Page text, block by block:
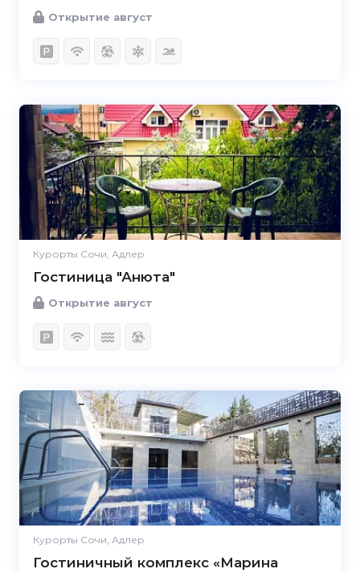
Открытие август
Курорты Сочи, Адлер
Гостиница "Анюта"
Открытие август
Курорты Сочи, Адлер
Гостиничный комплекс «Марина